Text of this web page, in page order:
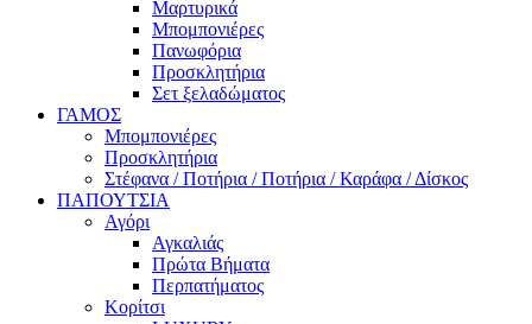
Μαρτυρικά
Μπομπονιέρες
Πανωφόρια
Προσκλητήρια
Σετ ξελαδώματος
ΓΑΜΟΣ
Μπομπονιέρες
Προσκλητήρια
Στέφανα / Ποτήρια / Ποτήρια / Καράφα / Δίσκος
ΠΑΠΟΥΤΣΙΑ
Αγόρι
Αγκαλιάς
Πρώτα Βήματα
Περπατήματος
Κορίτσι